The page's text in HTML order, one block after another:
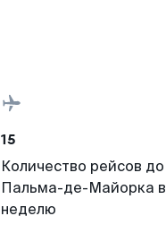
15
Количество рейсов до
Пальма-де-Майорка в
неделю